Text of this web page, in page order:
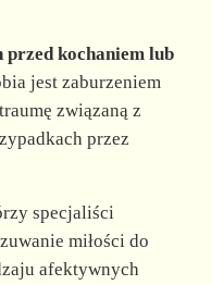
kochaniem lub
jest zaburzeniem
związaną z
przez
specjaliści
miłości do
afektywnych